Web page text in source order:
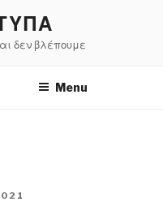
δεν βλέπουμε
Menu